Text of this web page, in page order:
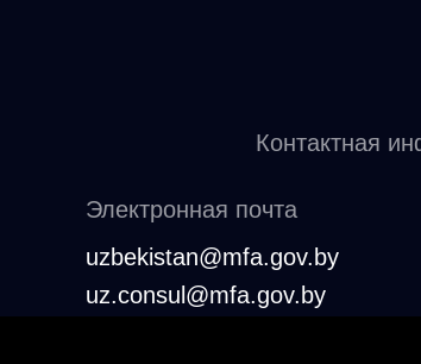
Контактная
Электронная почта
uzbekistan@mfa.gov.by
uz.consul@mfa.gov.by